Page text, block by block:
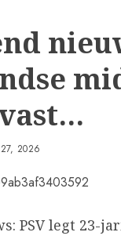
27, 2026
PSV legt 23-